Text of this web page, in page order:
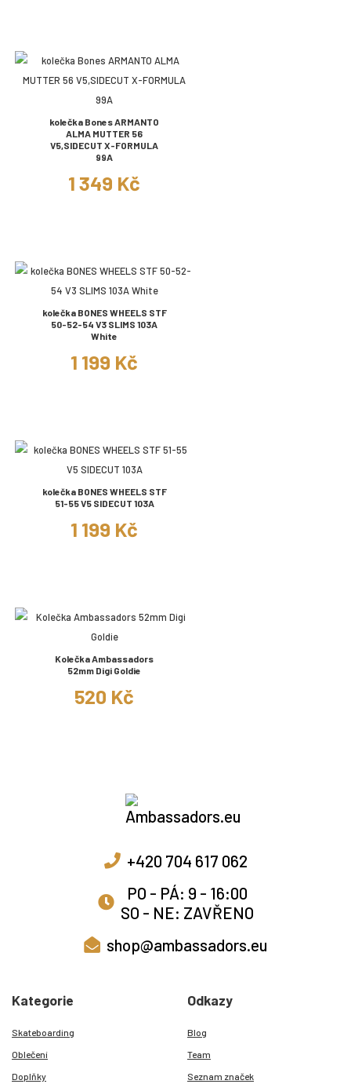
kolečka Bones ARMANTO
ALMA MUTTER 56
V5,SIDECUT X-FORMULA
99A
1 349 Kč
kolečka BONES WHEELS STF
50-52-54 V3 SLIMS 103A
White
1 199 Kč
kolečka BONES WHEELS STF
51-55 V5 SIDECUT 103A
1 199 Kč
Kolečka Ambassadors
52mm Digi Goldie
520 Kč
+420 704 617 062
PO - PÁ: 9 - 16:00
SO - NE: ZAVŘENO
shop@ambassadors.eu
Kategorie
Skateboarding
Oblečení
Doplňky
Odkazy
Blog
Team
Seznam značek